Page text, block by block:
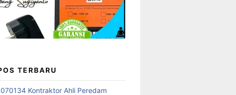
TERBARU
Kontraktor Ahli Peredam